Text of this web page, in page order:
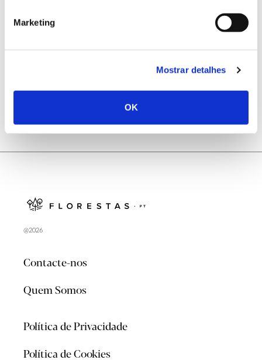
Marketing
Mostrar detalhes
OK
25.06.2026
@2026
Contacte-nos
Quem Somos
Política de Privacidade
Política de Cookies